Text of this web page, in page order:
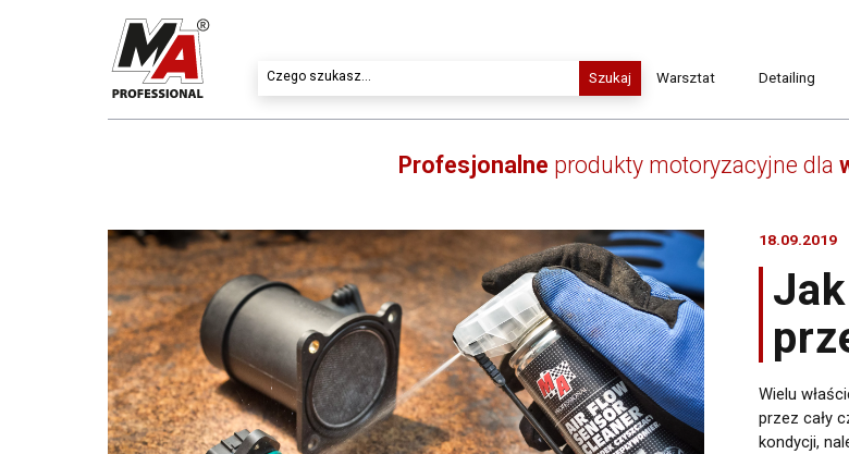
Warsztat Detailing
Czyszczenie i
Masy uszczelniające
Kleje techniczne
Mycie i utrzymanie
Akumulatory
zaciskowe
Dodatki do paliw i
Ochrona i mycie rąk
Chemia
Profesjonalne produkty motoryzacyjne dla
18.09.2019
Wielu
przez cały
kondycji,